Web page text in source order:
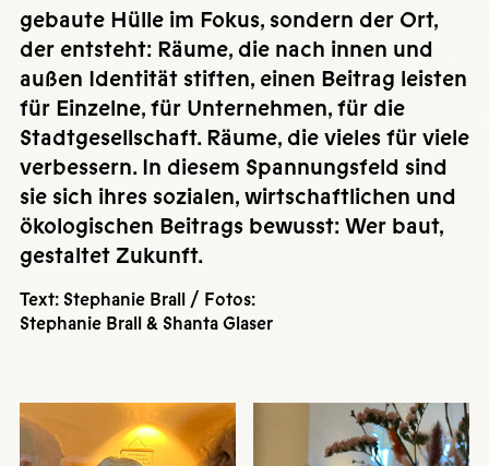
gebaute Hülle im Fokus, sondern der Ort,
der entsteht: Räume, die nach innen und
außen Identität stiften, einen Beitrag leisten
für Einzelne, für Unternehmen, für die
Stadtgesellschaft. Räume, die vieles für viele
verbessern. In diesem Spannungsfeld sind
sie sich ihres sozialen, wirtschaftlichen und
ökologischen Beitrags bewusst: Wer baut,
gestaltet Zukunft.
Text: Stephanie Brall / Fotos:
Stephanie Brall & Shanta Glaser